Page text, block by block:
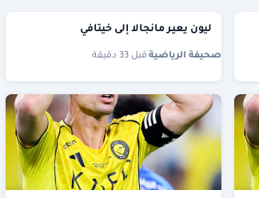
ليون يعير مانجالا إلى خيتافي
صحيفة الرياضية· قبل 33 دقيقة